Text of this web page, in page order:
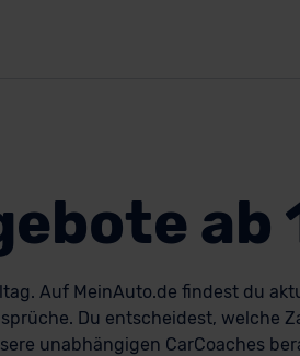
Auf MeinAuto.de findest du
Du entscheidest, welche
unabhängigen CarCoaches